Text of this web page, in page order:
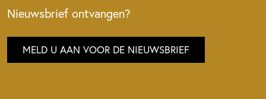
Nieuwsbrief ontvangen?
MELD U AAN VOOR DE NIEUWSBRIEF